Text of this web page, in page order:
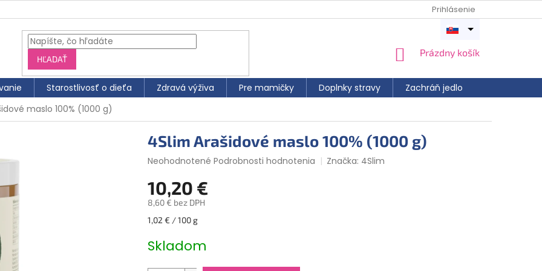
Prihlásenie
HĽADAŤ
NÁKUPNÝ
Prázdny košík
Starostlivosť o dieťa Zdravá výživa Pre mamičky Doplnky stravy Zachráň jedlo
Otvoriť
maslo 100% (1000 g)
4Slim Arašidové maslo 100% (1000 g)
Priemerné
produktu
je
0,0
z
hviezdičiek.
Neohodnotené Podrobnosti hodnotenia Značka: 4Slim
10,20 €
8,60 € bez DPH
Jednotková
1,02 € / 100 g
Skladom